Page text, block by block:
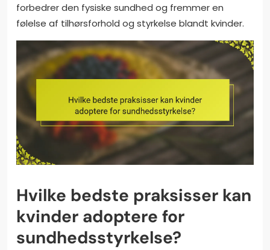
forbedrer den fysiske sundhed og fremmer en
følelse af tilhørsforhold og styrkelse blandt kvinder.
Hvilke bedste praksisser kan
kvinder adoptere for
sundhedsstyrkelse?